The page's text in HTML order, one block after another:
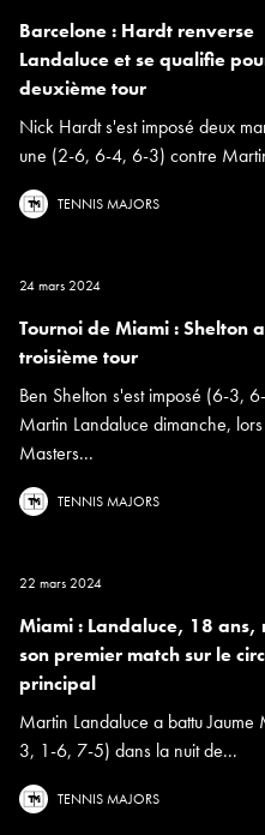
Barcelone : Hardt renverse
Landaluce et se qualifie
deuxième tour
Nick Hardt s'est imposé deux
une (2-6, 6-4, 6-3) contre
TENNIS MAJORS
24 mars 2024
Tournoi de Miami : Shelton
troisième tour
Ben Shelton s'est imposé (6-3,
Martin Landaluce dimanche,
Masters...
TENNIS MAJORS
22 mars 2024
Miami : Landaluce, 18 ans,
son premier match sur le
principal
Martin Landaluce a battu
3, 1-6, 7-5) dans la nuit de...
TENNIS MAJORS